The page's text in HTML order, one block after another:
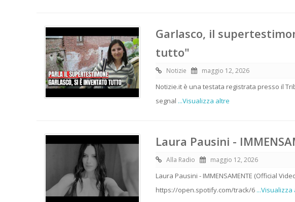
Garlasco, il
tutto"
Notizie maggio 12, 2026
Notizie.it è una testata registrata presso il
segnal ...Visualizza altre
Laura Pausini -
Alla Radio maggio 12, 2026
Laura Pausini - IMMENSAMENTE (Official
https://open.spotify.com/track/6 ...Visualizza